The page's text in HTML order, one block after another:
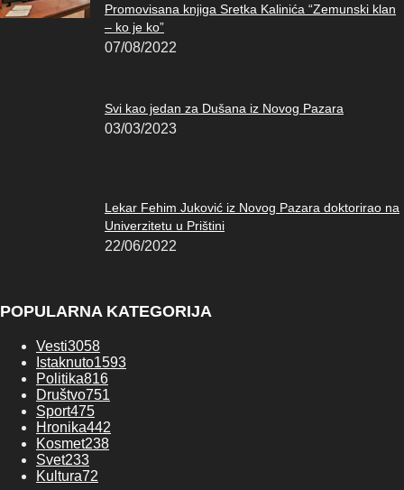
Promovisana knjiga Sretka Kalinića “Zemunski klan
– ko je ko”
07/08/2022
Svi kao jedan za Dušana iz Novog Pazara
03/03/2023
Lekar Fehim Juković iz Novog Pazara doktorirao na
Univerzitetu u Prištini
22/06/2022
POPULARNA KATEGORIJA
Vesti3058
Istaknuto1593
Politika816
Društvo751
Sport475
Hronika442
Kosmet238
Svet233
Kultura72